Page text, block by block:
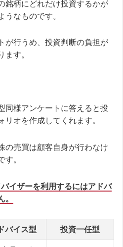
銘柄にどれだけ投資するかが
うなものです。
が行うめ、投資判断の負担が
ます。
同様アンケートに答えると投
リオを作成してくれます。
の売買は顧客自身が行わなけ
す。
イザーを利用するにはアドバ
。
バイス型 投資一任型